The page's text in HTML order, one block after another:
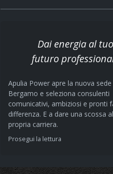
Dai energia al tuo
futuro
Apulia Power apre la nuova sede
Bergamo e seleziona consulenti
comunicativi, ambiziosi e pronti
differenza. E a dare una scossa
propria carriera.
Prosegui la lettura